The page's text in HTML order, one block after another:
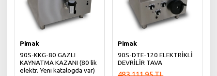
Pimak
90S-KKG-80 GAZLI
KAYNATMA KAZANI (80 lik
elektr. Yeni katalogda var)
Pimak
90S-DTE-120 ELEKTRİKLİ
DEVRİLİR TAVA